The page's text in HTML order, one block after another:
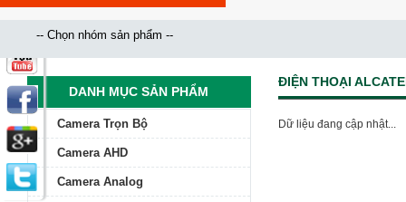
ĐIỆN THOẠI
Dữ liệu đang cập nhật...
DANH MỤC SẢN PHẨM
Camera Trọn Bộ
Camera AHD
Camera Analog